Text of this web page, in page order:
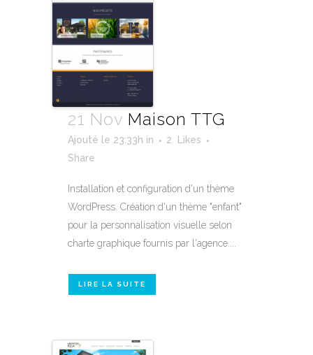
21 Nov Maison TTG
Ajouté le 23:33h in 2
Likes
Share
Installation et configuration d'un thème
WordPress. Création d'un thème "enfant"
pour la personnalisation visuelle selon
charte graphique fournis par l'agence....
LIRE LA SUITE